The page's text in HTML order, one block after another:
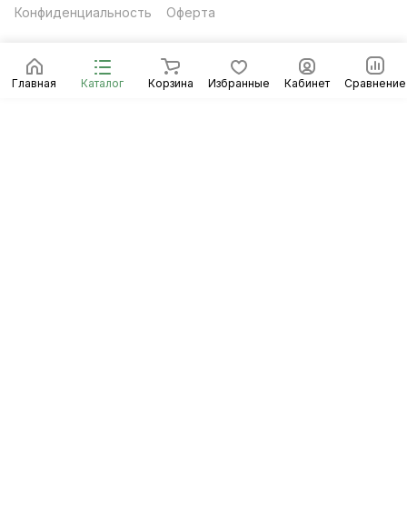
Главная Каталог Корзина Избранные Кабинет Сравнение
Конфиденциальность Оферта